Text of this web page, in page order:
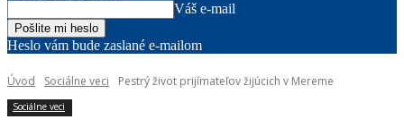
Váš e-mail
Heslo vám bude zaslané e-mailom
Úvod Sociálne veci Pestrý život prijímateľov žijúcich v Mereme
Sociálne veci